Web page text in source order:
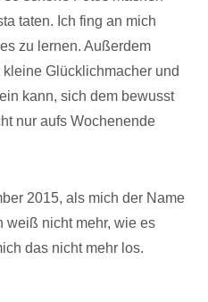
taten. Ich fing an mich
zu lernen. Außerdem
Glücklichmacher und
kann, sich dem bewusst
nur aufs Wochenende
2015, als mich der Name
nicht mehr, wie es
das nicht mehr los.